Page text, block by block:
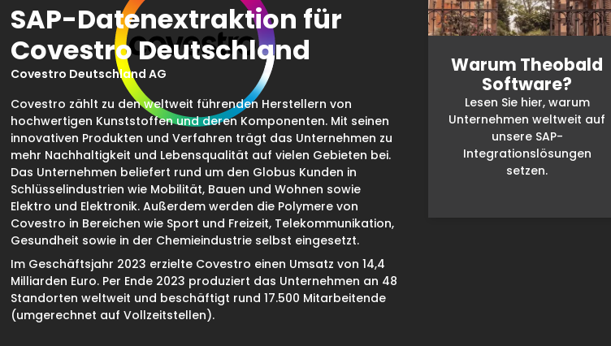
SAP-Datenextraktion für
Covestro Deutschland
Covestro Deutschland AG
Covestro zählt zu den weltweit führenden Herstellern von
hochwertigen Kunststoffen und deren Komponenten. Mit seinen
innovativen Produkten und Verfahren trägt das Unternehmen zu
mehr Nachhaltigkeit und Lebensqualität auf vielen Gebieten bei.
Das Unternehmen beliefert rund um den Globus Kunden in
Schlüsselindustrien wie Mobilität, Bauen und Wohnen sowie
Elektro und Elektronik. Außerdem werden die Polymere von
Covestro in Bereichen wie Sport und Freizeit, Telekommunikation,
Gesundheit sowie in der Chemieindustrie selbst eingesetzt.
Im Geschäftsjahr 2023 erzielte Covestro einen Umsatz von 14,4
Milliarden Euro. Per Ende 2023 produziert das Unternehmen an 48
Standorten weltweit und beschäftigt rund 17.500 Mitarbeitende
(umgerechnet auf Vollzeitstellen).
Warum Theobald
Software?
Lesen Sie hier, warum
Unternehmen weltweit auf
unsere SAP-
Integrationslösungen
setzen.